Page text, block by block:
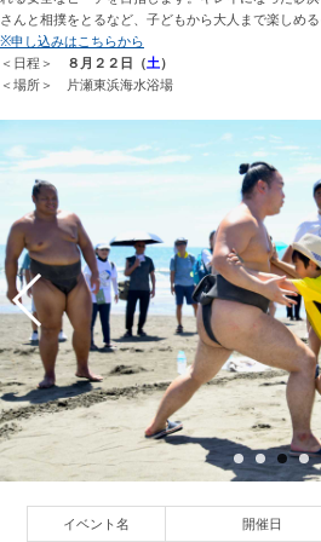
さんと相撲をとるなど、子どもから大人まで楽しめる
※申し込みはこちらから
＜日程＞
８月２２日（土 ）
＜場所＞ 片瀬東浜海水浴場
イベント名 開催日